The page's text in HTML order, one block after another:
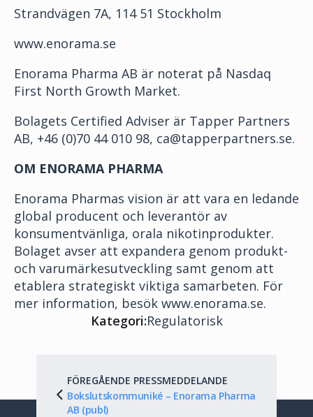
Strandvägen 7A, 114 51 Stockholm
www.enorama.se
Enorama Pharma AB är noterat på Nasdaq
First North Growth Market.
Bolagets Certified Adviser är Tapper Partners
AB, +46 (0)70 44 010 98, ca@tapperpartners.se.
OM ENORAMA PHARMA
Enorama Pharmas vision är att vara en ledande
global producent och leverantör av
konsumentvänliga, orala nikotinprodukter.
Bolaget avser att expandera genom produkt-
och varumärkesutveckling samt genom att
etablera strategiskt viktiga samarbeten. För
mer information, besök www.enorama.se.
Kategori:Regulatorisk
FÖREGÅENDE PRESSMEDDELANDE
Bokslutskommuniké – Enorama Pharma
AB (publ)